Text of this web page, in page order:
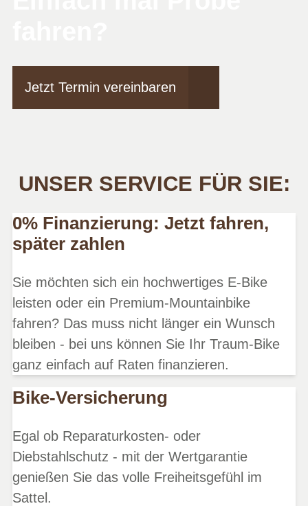
Jetzt Termin vereinbaren
UNSER SERVICE FÜR SIE:
0% Finanzierung: Jetzt fahren,
später zahlen
Sie möchten sich ein hochwertiges E-Bike
leisten oder ein Premium-Mountainbike
fahren? Das muss nicht länger ein Wunsch
bleiben - bei uns können Sie Ihr Traum-Bike
ganz einfach auf Raten finanzieren.
Bike-Versicherung
Egal ob Reparaturkosten- oder
Diebstahlschutz - mit der Wertgarantie
genießen Sie das volle Freiheitsgefühl im
Sattel.